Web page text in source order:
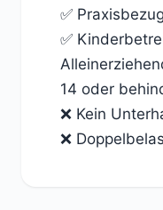
✅
✅
14 oder
❌ Kein
❌